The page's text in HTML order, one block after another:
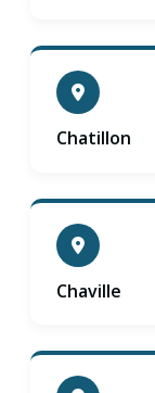
Chatillon
Chaville